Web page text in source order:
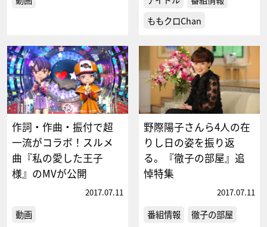
ももクロChan
作詞・作曲・振付で超
一流がコラボ！スルメ
曲『私の愛した王子
様』のMVが公開
2017.07.11
動画
野際陽子さんら4人の在
りし日の姿を振り返
る。『徹子の部屋』追
悼特集
2017.07.11
番組情報 徹子の部屋